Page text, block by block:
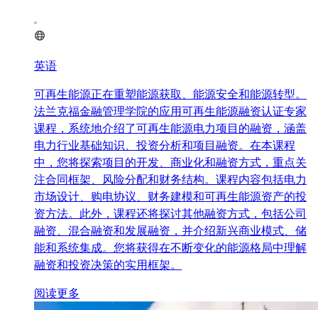
英语
可再生能源正在重塑能源获取、能源安全和能源转型。
法兰克福金融管理学院的应用可再生能源融资认证专家
课程，系统地介绍了可再生能源电力项目的融资，涵盖
电力行业基础知识、投资分析和项目融资。在本课程
中，您将探索项目的开发、商业化和融资方式，重点关
注合同框架、风险分配和财务结构。课程内容包括电力
市场设计、购电协议、财务建模和可再生能源资产的投
资方法。此外，课程还将探讨其他融资方式，包括公司
融资、混合融资和发展融资，并介绍新兴商业模式、储
能和系统集成。您将获得在不断变化的能源格局中理解
融资和投资决策的实用框架。
阅读更多